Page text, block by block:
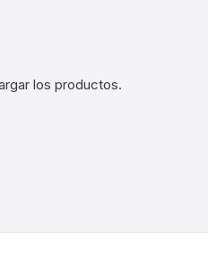
los productos.